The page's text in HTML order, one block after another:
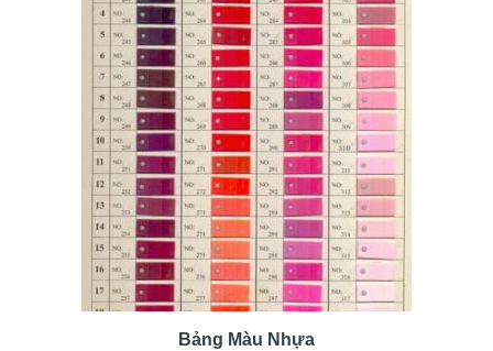
Bảng Màu Nhựa